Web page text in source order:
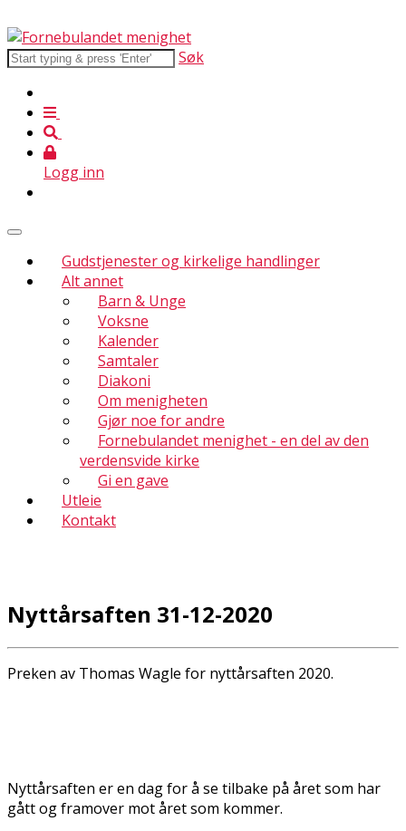
Søk
Logg inn
Gudstjenester og kirkelige handlinger
Alt annet
Barn & Unge
Voksne
Kalender
Samtaler
Diakoni
Om menigheten
Gjør noe for andre
Fornebulandet menighet - en del av den
verdensvide kirke
Gi en gave
Utleie
Kontakt
Nyttårsaften 31-12-2020
Preken av Thomas Wagle for nyttårsaften 2020.
Nyttårsaften er en dag for å se tilbake på året som har
gått og framover mot året som kommer.